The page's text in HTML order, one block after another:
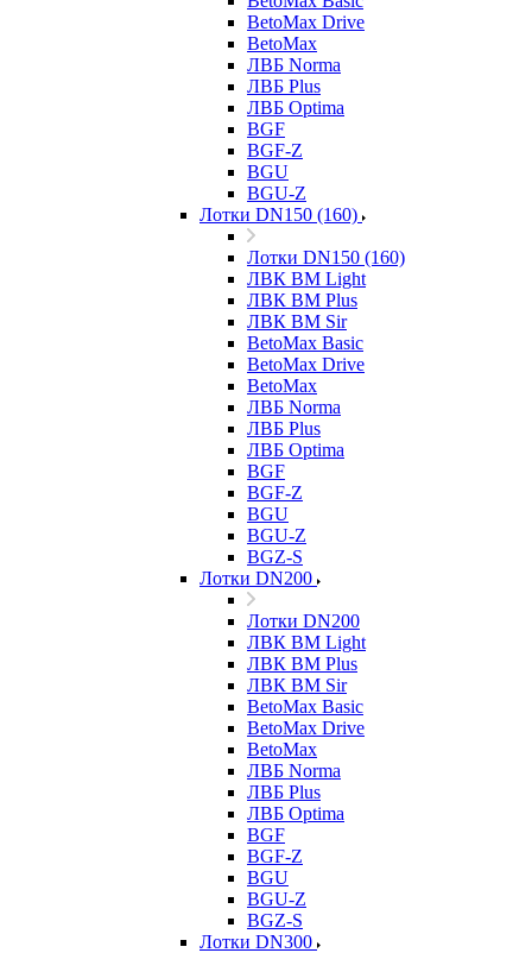
BetoMax Drive
BetoMax
ЛВБ Norma
ЛВБ Plus
ЛВБ Optima
BGF
BGF-Z
BGU
BGU-Z
Лотки DN150 (160)
Лотки DN150 (160)
ЛВК ВМ Light
ЛВК ВМ Plus
ЛВК ВМ Sir
BetoMax Basic
BetoMax Drive
BetoMax
ЛВБ Norma
ЛВБ Plus
ЛВБ Optima
BGF
BGF-Z
BGU
BGU-Z
BGZ-S
Лотки DN200
Лотки DN200
ЛВК ВМ Light
ЛВК ВМ Plus
ЛВК ВМ Sir
BetoMax Basic
BetoMax Drive
BetoMax
ЛВБ Norma
ЛВБ Plus
ЛВБ Optima
BGF
BGF-Z
BGU
BGU-Z
BGZ-S
Лотки DN300